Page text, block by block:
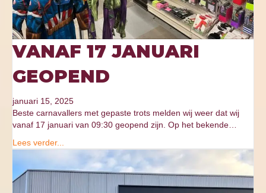
VANAF 17 JANUARI
GEOPEND
januari 15, 2025
Beste carnavallers met gepaste trots melden wij weer dat wij
vanaf 17 januari van 09:30 geopend zijn. Op het bekende…
Lees verder...